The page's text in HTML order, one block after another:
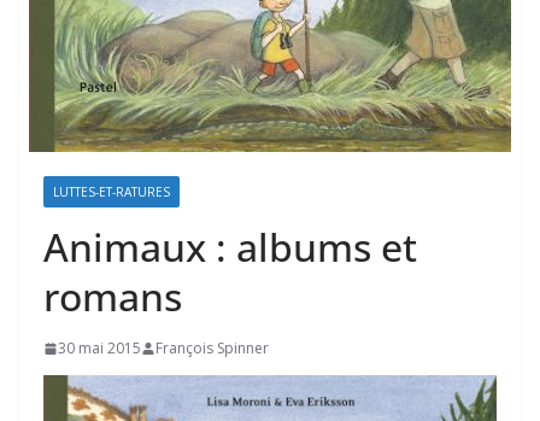
LUTTES-ET-RATURES
Animaux : albums et
romans
30 mai 2015 François Spinner